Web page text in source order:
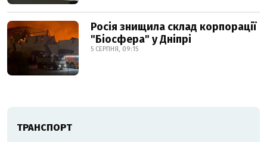
Росія знищила склад корпорації
"Біосфера" у Дніпрі
5 СЕРПНЯ, 09:15
ТРАНСПОРТ